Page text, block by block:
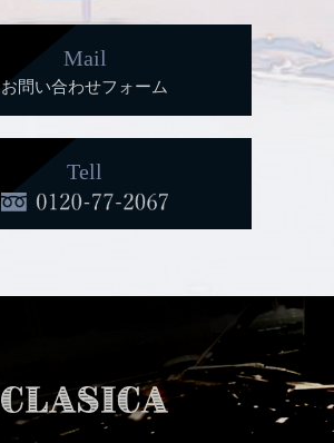
Mail
お問い合わせフォーム
Tell